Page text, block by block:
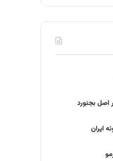
اصل بجنورد
ایران